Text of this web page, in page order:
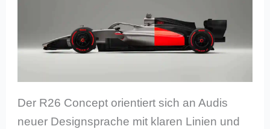
Der R26 Concept orientiert sich an Audis
neuer Designsprache mit klaren Linien und